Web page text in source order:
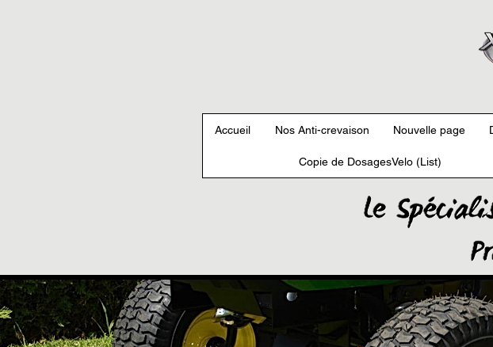
Accueil Nos Anti-crevaison Nouvelle page
Copie de DosagesVelo (List)